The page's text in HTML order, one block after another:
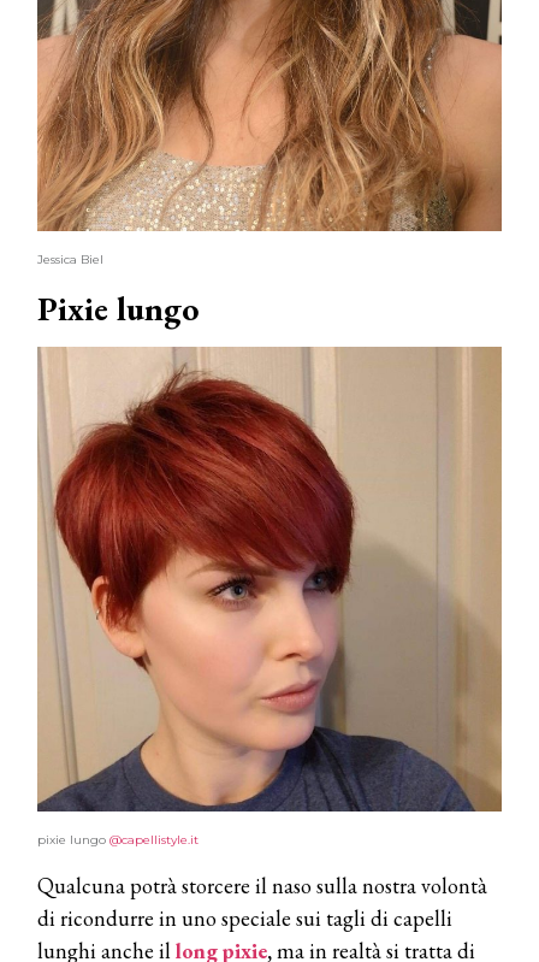
Jessica Biel
Pixie lungo
pixie lungo @capellistyle.it
Qualcuna potrà storcere il naso sulla nostra volontà
di ricondurre in uno speciale sui tagli di capelli
lunghi anche illong pixie,ma in realtà si tratta di